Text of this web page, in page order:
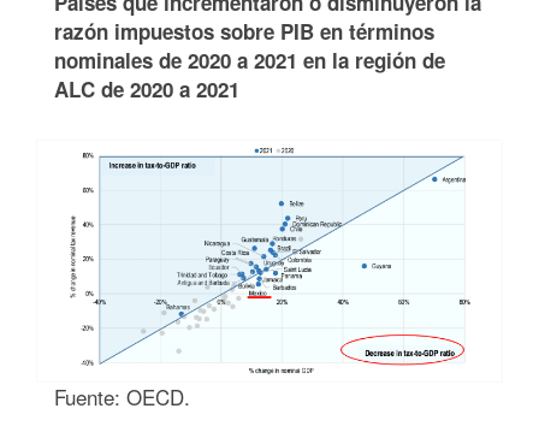
razón impuestos sobre PIB en términos
nominales de 2020 a 2021 en la región de
ALC de 2020 a 2021
Fuente: OECD.